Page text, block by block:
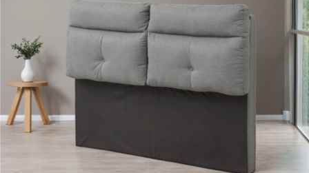
５．嚴禁一人註冊多個帳號或使用他人資訊註冊。若發現惡意使用之情形，
恩沛科技股份有限公司將有權停止該用戶之使用額度並採取法律行動。